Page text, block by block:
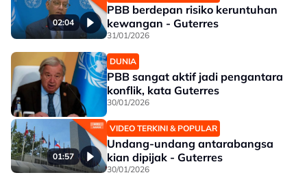
02:04
PBB berdepan risiko keruntuhan
kewangan - Guterres
31/01/2026
DUNIA
PBB sangat aktif jadi pengantara
konflik, kata Guterres
30/01/2026
01:57
VIDEO TERKINI & POPULAR
Undang-undang antarabangsa
kian dipijak - Guterres
30/01/2026